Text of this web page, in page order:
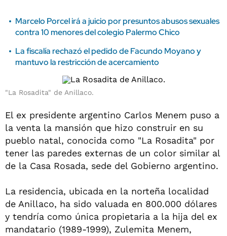
Marcelo Porcel irá a juicio por presuntos abusos sexuales
contra 10 menores del colegio Palermo Chico
La fiscalía rechazó el pedido de Facundo Moyano y
mantuvo la restricción de acercamiento
"La Rosadita" de Anillaco.
El ex presidente argentino Carlos Menem puso a
la venta la mansión que hizo construir en su
pueblo natal, conocida como "La Rosadita" por
tener las paredes externas de un color similar al
de la Casa Rosada, sede del Gobierno argentino.
La residencia, ubicada en la norteña localidad
de Anillaco, ha sido valuada en 800.000 dólares
y tendría como única propietaria a la hija del ex
mandatario (1989-1999), Zulemita Menem,